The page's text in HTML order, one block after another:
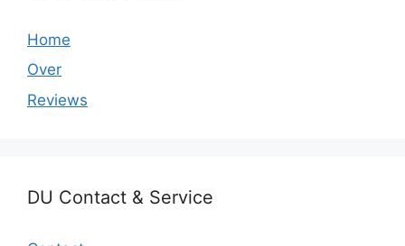
Home
Over
Reviews
DU Contact & Service